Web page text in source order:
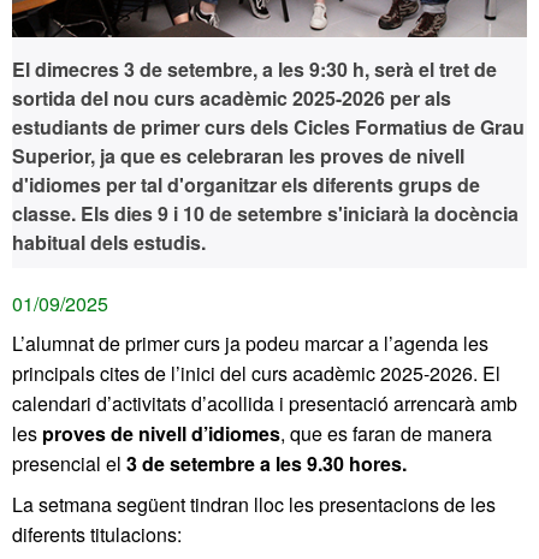
Eldimecres 3 de setembre, a les 9:30 h, serà el tret de
sortida del nou curs acadèmic 2025-2026 per als
estudiants de primer curs dels Cicles Formatius de Grau
Superior, ja que es celebraran les proves de nivell
d'idiomes per tal d'organitzar els diferents grups de
classe. Elsdies 9 i 10 de setembres'iniciarà la docència
habitual dels estudis.
01/09/2025
L’alumnat de primer curs ja podeu marcar a l’agenda les
principals cites de l’inici del curs acadèmic 2025-2026. El
calendari d’activitats d’acollida i presentació arrencarà amb
les proves de nivell d’idiomes, que es faran de manera
presencial el 3 de setembre a les 9.30 hores.
La setmana següent tindran lloc les presentacions de les
diferents titulacions: